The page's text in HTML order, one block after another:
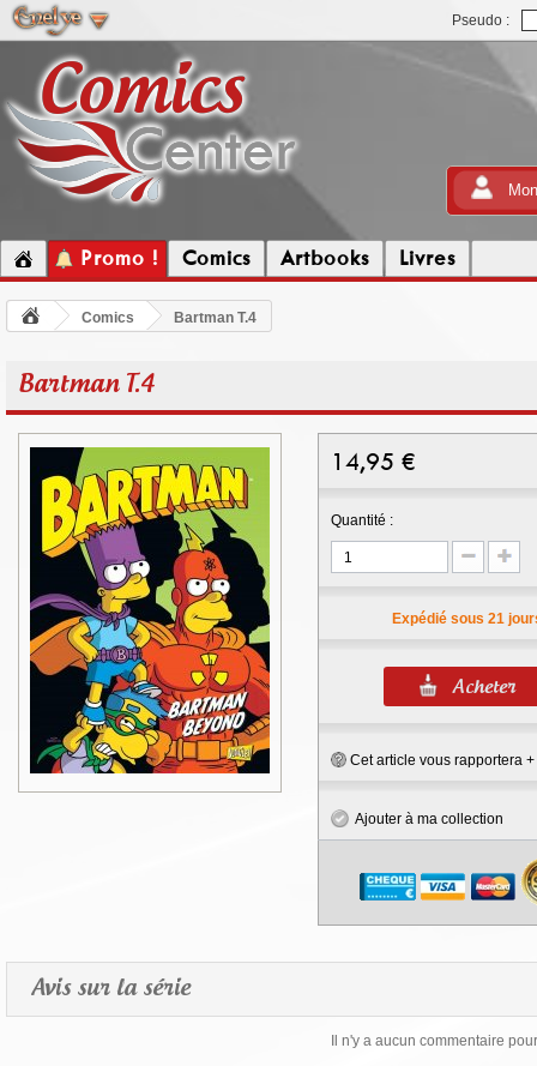
Pseudo :
Promo ! Comics Artbooks Livres
Comics Bartman T.4
Bartman T.4
14,95 €
Quantité :
Expédié sous 21
Cet article vous rapportera +
Ajouter à ma collection
Avis sur la série
Il n'y a aucun commentaire